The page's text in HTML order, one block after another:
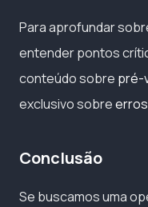
Para aprofundar
entender pontos
conteúdo sobre pré-
exclusivo sobre
Conclusão
Se buscamos uma